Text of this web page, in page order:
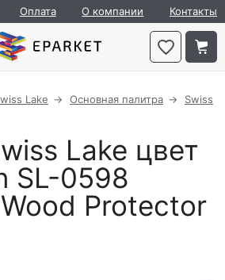
Оплата О компании Контакты
Lake Основная палитра
Swiss
Lake цвет
SL-0598
Protector